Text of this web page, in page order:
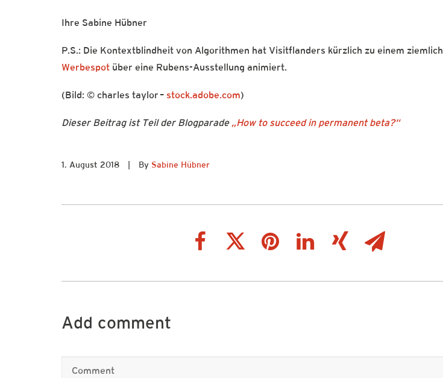
Ihre Sabine Hübner
P.S.: Die Kontextblindheit von Algorithmen hat Visitflanders kürzlich zu einem ziemlich
Werbespot über eine Rubens-Ausstellung animiert.
(Bild: © charles taylor – stock.adobe.com)
Dieser Beitrag ist Teil der Blogparade „How to succeed in permanent beta?“
1. August 2018 By Sabine Hübner
Add comment